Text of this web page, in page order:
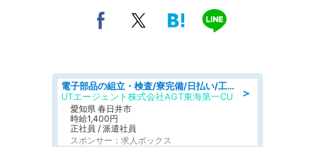
＞
電子部品の組立・検査/寮完備/日払い/工場・製造
UTエージェント株式会社AGT東海第一CU
愛知県 春日井市
時給1,400円
正社員 / 派遣社員
スポンサー：求人ボックス